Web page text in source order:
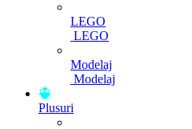
LEGO
LEGO
Modelaj
Modelaj
Plusuri